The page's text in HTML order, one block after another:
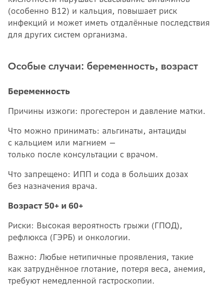
(особенно B12) и кальция, повышает риск
инфекций и может иметь отдалённые последствия
для других систем организма.
Особые случаи: беременность, возраст
Беременность
Причины изжоги: прогестерон и давление матки.
Что можно принимать: альгинаты, антациды
с кальцием или магнием —
только после консультации с врачом.
Что запрещено: ИПП и сода в больших дозах
без назначения врача.
Возраст 50+ и 60+
Риски: Высокая вероятность грыжи (ГПОД),
рефлюкса (ГЭРБ) и онкологии.
Важно: Любые нетипичные проявления, такие
как затруднённое глотание, потеря веса, анемия,
требуют немедленной гастроскопии.